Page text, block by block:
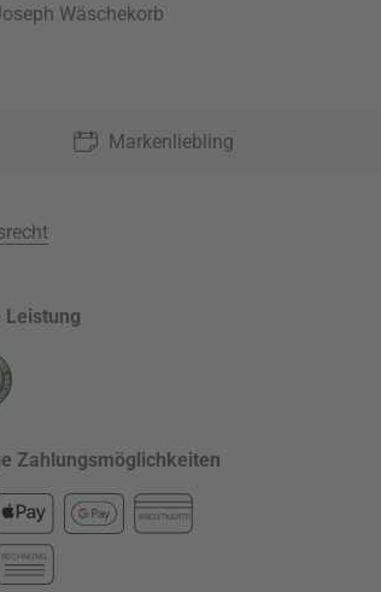
Wäschekorb
Markenliebling
Leistung
Zahlungsmöglichkeiten
KREDITKARTE
RECHNUNG